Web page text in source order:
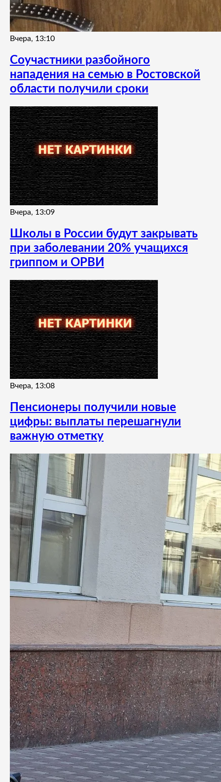
Вчера, 13:10
Соучастники разбойного
нападения на семью в Ростовской
области получили сроки
Вчера, 13:09
Школы в России будут закрывать
при заболевании 20% учащихся
гриппом и ОРВИ
Вчера, 13:08
Пенсионеры получили новые
цифры: выплаты перешагнули
важную отметку